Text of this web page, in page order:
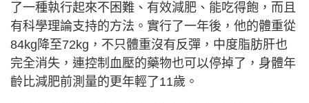
了一種執行起來不困難、有效減肥、能吃得飽，而且
有科學理論支持的方法。實行了一年後，他的體重從
84kg降至72kg，不只體重沒有反彈，中度脂肪肝也
完全消失，連控制血壓的藥物也可以停掉了，身體年
齡比減肥前測量的更年輕了11歲。